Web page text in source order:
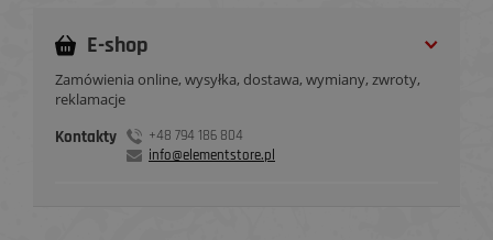
E-shop
Zamówienia online, wysyłka, dostawa, wymiany, zwroty,
reklamacje
Kontakty
+48 794 186 804
info@elementstore.pl